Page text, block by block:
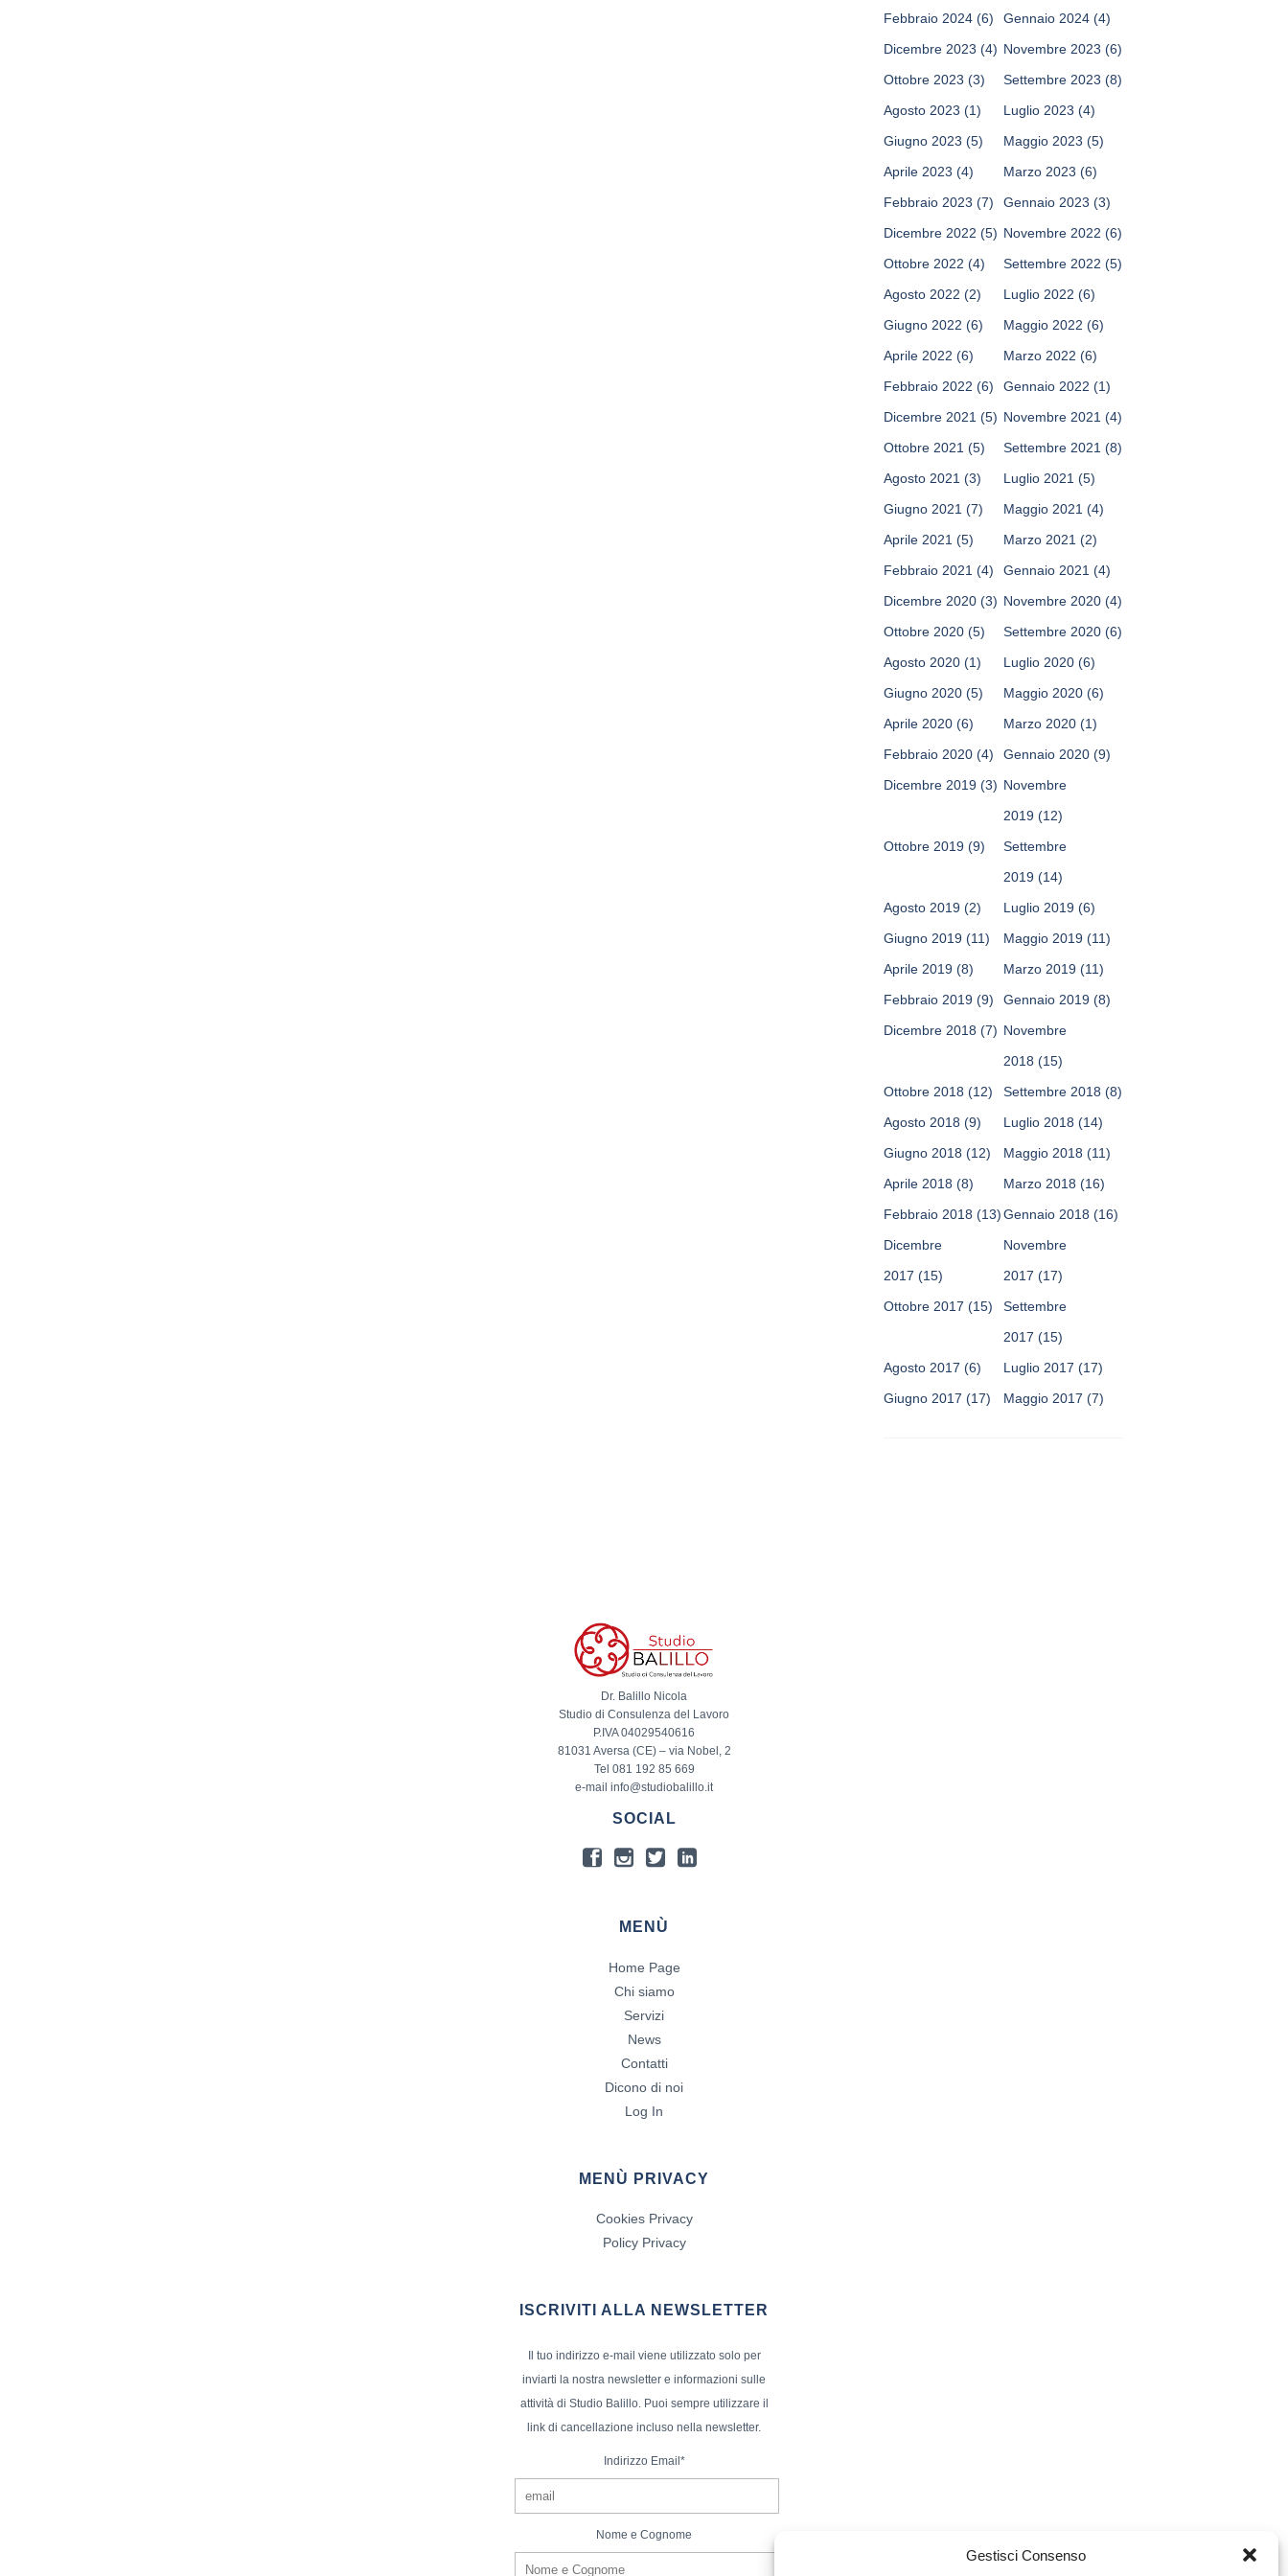
Gestisci Consenso
Febbraio 2024 (6) Gennaio 2024 (4)
Dicembre 2023 (4) Novembre 2023 (6)
Ottobre 2023 (3) Settembre 2023 (8)
Agosto 2023 (1) Luglio 2023 (4)
Giugno 2023 (5) Maggio 2023 (5)
Aprile 2023 (4) Marzo 2023 (6)
Febbraio 2023 (7) Gennaio 2023 (3)
Dicembre 2022 (5) Novembre 2022 (6)
Ottobre 2022 (4) Settembre 2022 (5)
Agosto 2022 (2) Luglio 2022 (6)
Giugno 2022 (6) Maggio 2022 (6)
Aprile 2022 (6) Marzo 2022 (6)
Febbraio 2022 (6) Gennaio 2022 (1)
Dicembre 2021 (5) Novembre 2021 (4)
Ottobre 2021 (5) Settembre 2021 (8)
Agosto 2021 (3) Luglio 2021 (5)
Giugno 2021 (7) Maggio 2021 (4)
Aprile 2021 (5) Marzo 2021 (2)
Febbraio 2021 (4) Gennaio 2021 (4)
Dicembre 2020 (3) Novembre 2020 (4)
Ottobre 2020 (5) Settembre 2020 (6)
Agosto 2020 (1) Luglio 2020 (6)
Giugno 2020 (5) Maggio 2020 (6)
Aprile 2020 (6) Marzo 2020 (1)
Febbraio 2020 (4) Gennaio 2020 (9)
Dicembre 2019 (3) Novembre
2019 (12)
Ottobre 2019 (9)
Settembre
2019 (14)
Agosto 2019 (2) Luglio 2019 (6)
Giugno 2019 (11) Maggio 2019 (11)
Aprile 2019 (8) Marzo 2019 (11)
Febbraio 2019 (9) Gennaio 2019 (8)
Dicembre 2018 (7) Novembre
2018 (15)
Ottobre 2018 (12) Settembre 2018 (8)
Agosto 2018 (9) Luglio 2018 (14)
Giugno 2018 (12) Maggio 2018 (11)
Aprile 2018 (8) Marzo 2018 (16)
Febbraio 2018 (13)Gennaio 2018 (16)
Dicembre
2017 (15)
Novembre
2017 (17)
Ottobre 2017 (15)
Settembre
2017 (15)
Agosto 2017 (6) Luglio 2017 (17)
Giugno 2017 (17) Maggio 2017 (7)
Dr. Balillo Nicola
Studio di Consulenza del Lavoro
P.IVA 04029540616
81031 Aversa (CE) – via Nobel, 2
Tel 081 192 85 669
e-mail info@studiobalillo.it
SOCIAL
MENÙ
Home Page
Chi siamo
Servizi
News
Contatti
Dicono di noi
Log In
MENÙ PRIVACY
Cookies Privacy
Policy Privacy
ISCRIVITI ALLA NEWSLETTER
Il tuo indirizzo e-mail viene utilizzato solo per
inviarti la nostra newsletter e informazioni sulle
attività di Studio Balillo. Puoi sempre utilizzare il
link di cancellazione incluso nella newsletter.
Indirizzo Email*
Nome e Cognome